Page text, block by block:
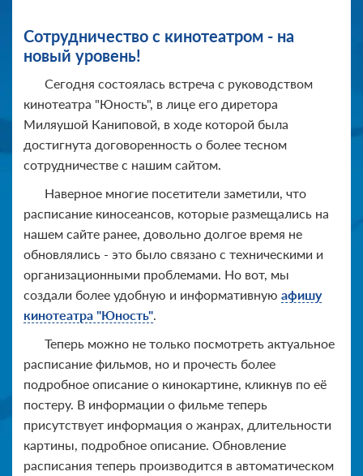
Сотрудничество с кинотеатром - на
новый уровень!
Сегодня состоялась встреча с руководством
кинотеатра "Юность", в лице его диретора
Миляушой Каниповой, в ходе которой была
достигнута договоренность о более тесном
сотрудничестве с нашим сайтом.
Наверное многие посетители заметили, что
расписание киносеансов, которые размещались на
нашем сайте ранее, довольно долгое время не
обновлялись - это было связано с техническими и
организационными проблемами. Но вот, мы
создали более удобную и информативную афишу
кинотеатра "Юность".
Теперь можно не только посмотреть актуальное
расписание фильмов, но и прочесть более
подробное описание о кинокартине, кликнув по её
постеру. В информации о фильме теперь
присутствует информация о жанрах, длительности
картины, подробное описание. Обновление
расписания теперь производится в автоматическом